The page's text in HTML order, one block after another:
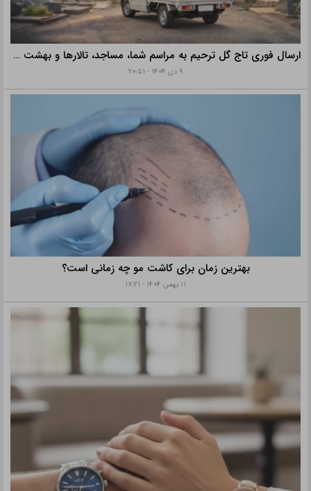
ارسال فوری تاج گل ترحیم به مراسم شما، مساجد، تالارها و بهشت زهرا با خدمات ویژه
۹ دی ۱۴۰۴ - ۲۰:۵۱
بهترین زمان برای کاشت مو چه زمانی است؟
۱۱ بهمن ۱۴۰۴ - ۱۷:۲۱